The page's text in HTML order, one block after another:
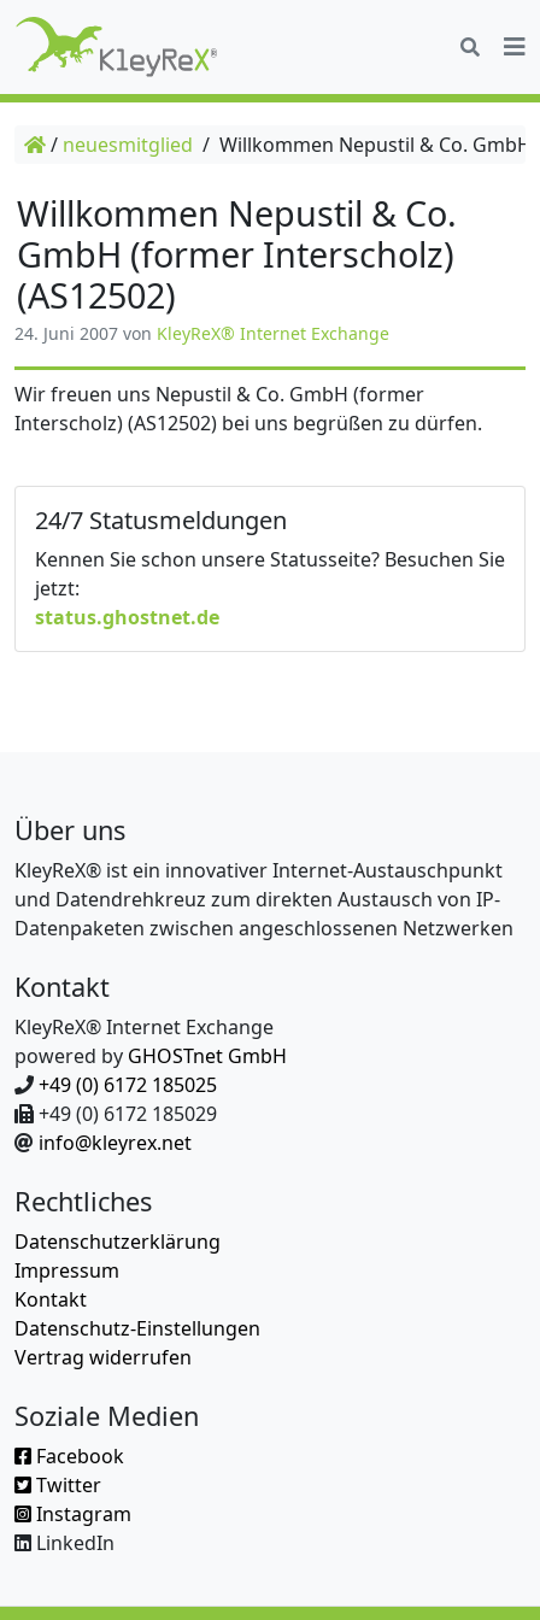
/ neuesmitglied / Willkommen Nepustil & Co.
Willkommen Nepustil & Co.
GmbH (former Interscholz)
(AS12502)
24. Juni 2007 von KleyReX® Internet Exchange
Wir freuen uns Nepustil & Co. GmbH (former
Interscholz) (AS12502) bei uns begrüßen zu dürfen.
24/7 Statusmeldungen
Kennen Sie schon unsere Statusseite? Besuchen Sie
jetzt:
status.ghostnet.de
Über uns
KleyReX® ist ein innovativer Internet-Austauschpunkt
und Datendrehkreuz zum direkten Austausch von IP-
Datenpaketen zwischen angeschlossenen Netzwerken
Kontakt
KleyReX® Internet Exchange
powered by GHOSTnet GmbH
+49 (0) 6172 185025
+49 (0) 6172 185029
info@kleyrex.net
Rechtliches
Datenschutzerklärung
Impressum
Kontakt
Datenschutz-Einstellungen
Vertrag widerrufen
Soziale Medien
Facebook
Twitter
Instagram
LinkedIn